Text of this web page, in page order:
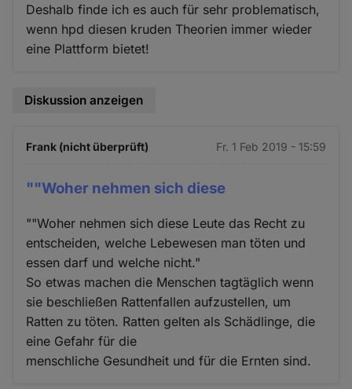
Deshalb finde ich es auch für sehr problematisch,
wenn hpd diesen kruden Theorien immer wieder
eine Plattform bietet!
Diskussion anzeigen
Frank (nicht überprüft) Fr. 1 Feb 2019 - 15:59
""Woher nehmen sich diese
""Woher nehmen sich diese Leute das Recht zu
entscheiden, welche Lebewesen man töten und
essen darf und welche nicht."
So etwas machen die Menschen tagtäglich wenn
sie beschließen Rattenfallen aufzustellen, um
Ratten zu töten. Ratten gelten als Schädlinge, die
eine Gefahr für die
menschliche Gesundheit und für die Ernten sind.